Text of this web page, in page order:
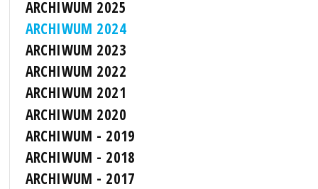
ARCHIWUM 2025
ARCHIWUM 2024
ARCHIWUM 2023
ARCHIWUM 2022
ARCHIWUM 2021
ARCHIWUM 2020
ARCHIWUM - 2019
ARCHIWUM - 2018
ARCHIWUM - 2017